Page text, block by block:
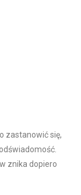
zastanowić się,
znika dopiero